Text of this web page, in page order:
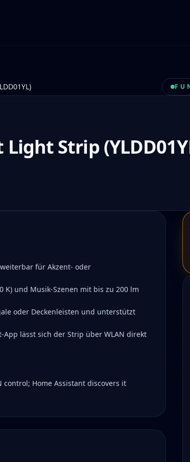
Strip
für Akzent- oder
K) und Musik-Szenen mit bis zu 200 lm
oder Deckenleisten und unterstützt
lässt sich der Strip über WLAN direkt
Home Assistant discovers it